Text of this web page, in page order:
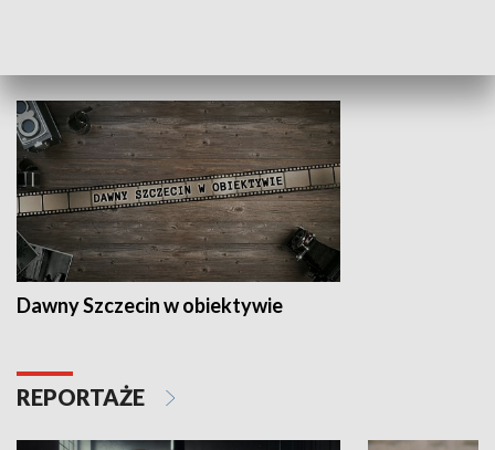
Dawny Szczecin w obiektywie
REPORTAŻE